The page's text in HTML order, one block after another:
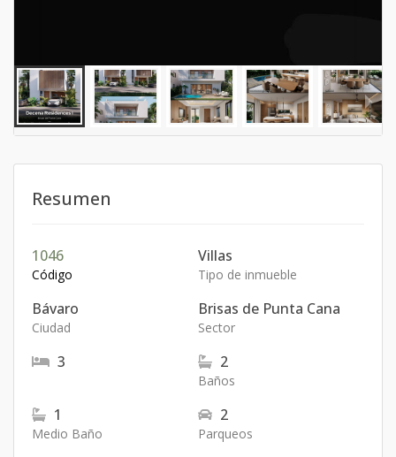
Resumen
1046
Código
Villas
Tipo de inmueble
Bávaro
Ciudad
Brisas de Punta Cana
Sector
3 2
Baños
1
Medio Baño
2
Parqueos